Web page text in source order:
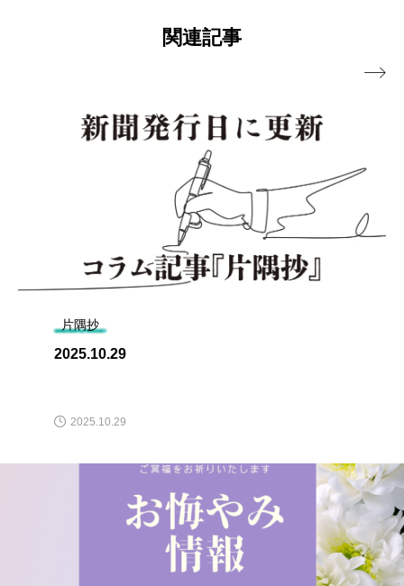
関連記事
片隅抄
2025.10.29
2025.10.29
